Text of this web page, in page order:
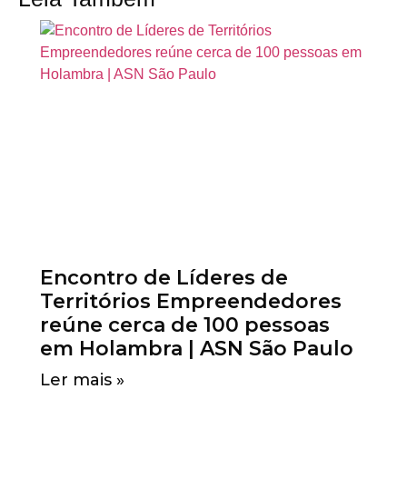
Encontro de Líderes de
Territórios Empreendedores
reúne cerca de 100 pessoas
em Holambra | ASN São Paulo
Ler mais »